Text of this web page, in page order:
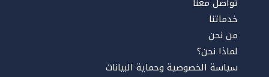
خدماتنا
من نحن
لماذا نحن؟
سياسة الخصوصية وحماية البيانات